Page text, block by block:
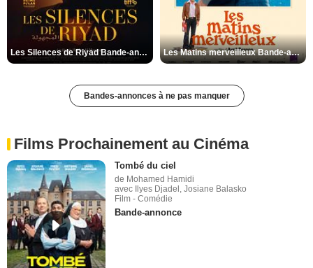
Les Silences de Riyad Bande-annonce VO STFR Les Matins merveilleux Bande-annonce VF
Bandes-annonces à ne pas manquer
Films Prochainement au Cinéma
Tombé du ciel
de Mohamed Hamidi
avec Ilyes Djadel, Josiane Balasko
Film - Comédie
Bande-annonce